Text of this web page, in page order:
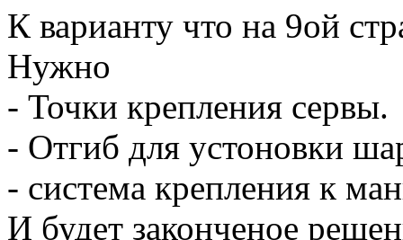
К варианту что на 9ой
Нужно
- Точки крепления сервы.
- Отгиб для устоновки
- система крепления к
И будет законченое